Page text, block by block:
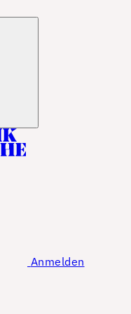
Anmelden